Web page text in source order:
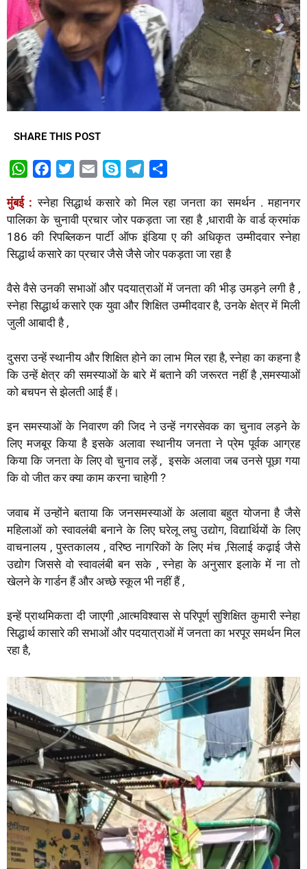
SHARE THIS POST
W
a
t
s
A
p
c
e
b
o
k
i
t
t
e
a
i
l
y
p
e
l
e
g
r
m
a
r
e
मुंबई : स्नेहा सिद्धार्थ कसारे को मिल रहा जनता का समर्थन . महानगर
पालिका के चुनावी प्रचार जोर पकड़ता जा रहा है ,धारावी के वार्ड क्रमांक
186 की रिपब्लिकन पार्टी ऑफ इंडिया ए की अधिकृत उम्मीदवार स्नेहा
सिद्धार्थ कसारे का प्रचार जैसे जैसे जोर पकड़ता जा रहा है
वैसे वैसे उनकी सभाओं और पदयात्राओं में जनता की भीड़ उमड़ने लगी है ,
स्नेहा सिद्धार्थ कसारे एक युवा और शिक्षित उम्मीदवार है, उनके क्षेत्र में मिली
जुली आबादी है ,
दुसरा उन्हें स्थानीय और शिक्षित होने का लाभ मिल रहा है, स्नेहा का कहना है
कि उन्हें क्षेत्र की समस्याओं के बारे में बताने की जरूरत नहीं है ,समस्याओं
को बचपन से झेलती आई हैं।
इन समस्याओं के निवारण की जिद ने उन्हें नगरसेवक का चुनाव लड़ने के
लिए मजबूर किया है इसके अलावा स्थानीय जनता ने प्रेम पूर्वक आग्रह
किया कि जनता के लिए वो चुनाव लड़ें , इसके अलावा जब उनसे पूछा गया
कि वो जीत कर क्या काम करना चाहेगी ?
जवाब में उन्होंने बताया कि जनसमस्याओं के अलावा बहुत योजना है जैसे
महिलाओं को स्वावलंबी बनाने के लिए घरेलू लघु उद्योग, विद्यार्थियों के लिए
वाचनालय , पुस्तकालय , वरिष्ठ नागरिकों के लिए मंच ,सिलाई कढ़ाई जैसे
उद्योग जिससे वो स्वावलंबी बन सके , स्नेहा के अनुसार इलाके में ना तो
खेलने के गार्डन हैं और अच्छे स्कूल भी नहीं हैं ,
इन्हें प्राथमिकता दी जाएगी ,आत्मविश्वास से परिपूर्ण सुशिक्षित कुमारी स्नेहा
सिद्धार्थ कासारे की सभाओं और पदयात्राओं में जनता का भरपूर समर्थन मिल
रहा है,